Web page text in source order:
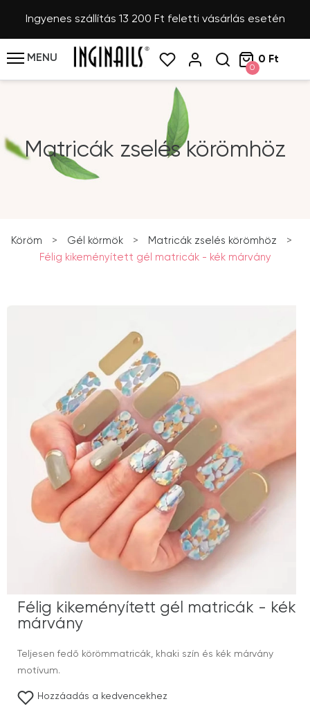
Ingyenes szállítás 13 200 Ft feletti vásárlás esetén
MENU
0
0 Ft
Matricák zselés körömhöz
Köröm > Gél körmök > Matricák zselés körömhöz
>
Félig kikeményített gél matricák - kék márvány
Félig kikeményített gél matricák - kék
márvány
Teljesen fedő körömmatricák, khaki szín és kék márvány
motívum.
Hozzáadás a kedvencekhez